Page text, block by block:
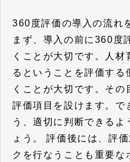
360度評価の導入の流れ
まず、導入の前に360度
くことが大切です。人
るということを評価する
くことが大切です。そ
評価項目を設けます。で
う、適切に判断できるよ
ょう。 評価後には、評
クを行なうことも重要な